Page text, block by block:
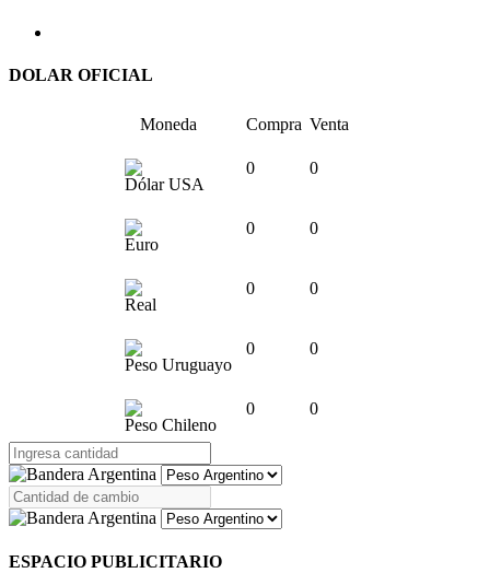
DOLAR OFICIAL
Moneda Compra Venta
Dólar USA
0 0
Euro
0 0
Real
0 0
Peso Uruguayo
0 0
Peso Chileno
0 0
ESPACIO PUBLICITARIO